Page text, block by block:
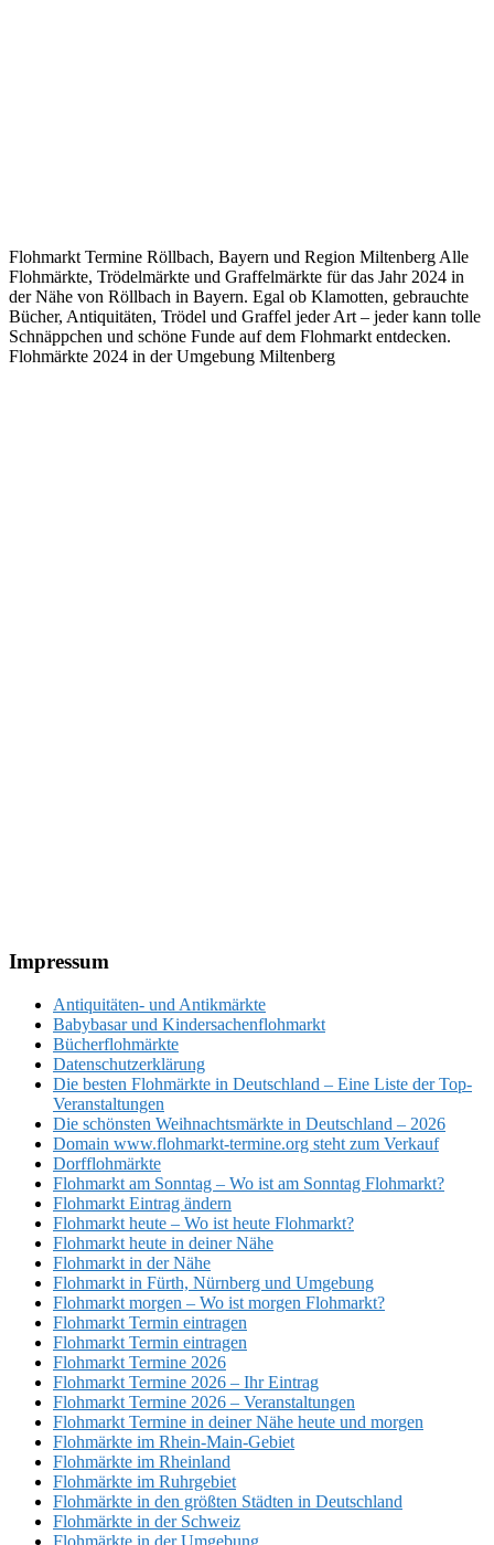
Flohmarkt Termine Röllbach, Bayern und Region Miltenberg Alle
Flohmärkte, Trödelmärkte und Graffelmärkte für das Jahr 2024 in
der Nähe von Röllbach in Bayern. Egal ob Klamotten, gebrauchte
Bücher, Antiquitäten, Trödel und Graffel jeder Art – jeder kann tolle
Schnäppchen und schöne Funde auf dem Flohmarkt entdecken.
Flohmärkte 2024 in der Umgebung Miltenberg
Footer
Impressum
Antiquitäten- und Antikmärkte
Babybasar und Kindersachenflohmarkt
Bücherflohmärkte
Datenschutzerklärung
Die besten Flohmärkte in Deutschland – Eine Liste der Top-
Veranstaltungen
Die schönsten Weihnachtsmärkte in Deutschland – 2026
Domain www.flohmarkt-termine.org steht zum Verkauf
Dorfflohmärkte
Flohmarkt am Sonntag – Wo ist am Sonntag Flohmarkt?
Flohmarkt Eintrag ändern
Flohmarkt heute – Wo ist heute Flohmarkt?
Flohmarkt heute in deiner Nähe
Flohmarkt in der Nähe
Flohmarkt in Fürth, Nürnberg und Umgebung
Flohmarkt morgen – Wo ist morgen Flohmarkt?
Flohmarkt Termin eintragen
Flohmarkt Termin eintragen
Flohmarkt Termine 2026
Flohmarkt Termine 2026 – Ihr Eintrag
Flohmarkt Termine 2026 – Veranstaltungen
Flohmarkt Termine in deiner Nähe heute und morgen
Flohmärkte im Rhein-Main-Gebiet
Flohmärkte im Rheinland
Flohmärkte im Ruhrgebiet
Flohmärkte in den größten Städten in Deutschland
Flohmärkte in der Schweiz
Flohmärkte in der Umgebung